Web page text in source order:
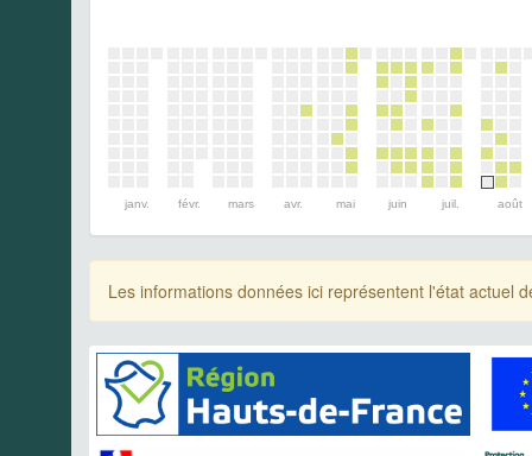
janv. févr. mars avr. mai juin juil. août
Les informations données ici représentent l'état actuel